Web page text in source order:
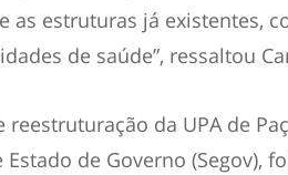
as estruturas já existentes,
de saúde”, ressaltou
reestruturação da UPA de
Estado de Governo (Segov),